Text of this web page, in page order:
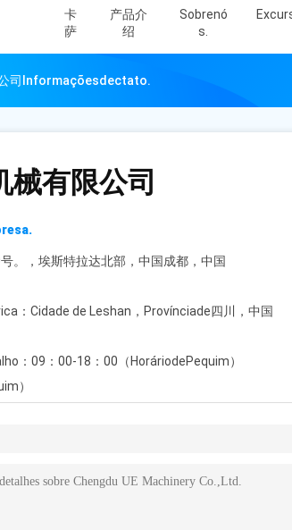
卡
萨
产品介
绍
Sobrenó
S.
公司Informaçõesdectato.
械有限公司
。，埃斯特拉达北部，中国成都，中国
：Cidade de Leshan，Provínciade四川，中国
：09：00-18：00（HoráriodePequim）
）
TrabalhoNão）（Tempo de Trabalho）86-153-